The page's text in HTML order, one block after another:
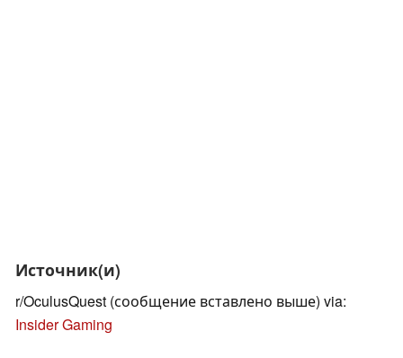
Источник(и)
r/OculusQuest (сообщение вставлено выше) via:
Insider Gaming